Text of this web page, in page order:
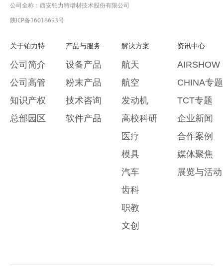
公司全称：西安铂力特增材技术股份有限公司
陕ICP备16018693号
关于铂力特
公司简介
公司高管
知识产权
总部园区
产品与服务
设备产品
粉末产品
技术咨询
软件产品
解决方案
航天
航空
发动机
高校科研
医疗
模具
汽车
齿科
职教
文创
资讯中心
AIRSHOW
CHINA专题
TCT专题
企业新闻
合作案例
媒体聚焦
展览与活动